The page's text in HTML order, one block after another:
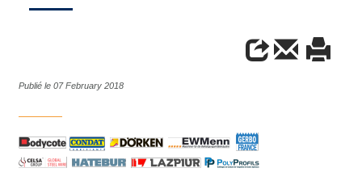
Publié le 07 February 2018